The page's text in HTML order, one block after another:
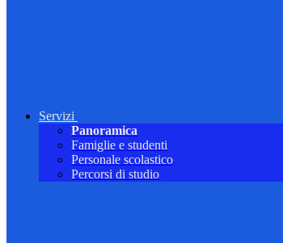
Servizi
Panoramica
Famiglie e studenti
Personale scolastico
Percorsi di studio